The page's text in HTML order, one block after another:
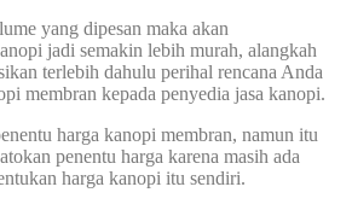
yang dipesan maka akan
jadi semakin lebih murah, alangkah
terlebih dahulu perihal rencana Anda
membran kepada penyedia jasa kanopi.
harga kanopi membran, namun itu
penentu harga karena masih ada
harga kanopi itu sendiri.